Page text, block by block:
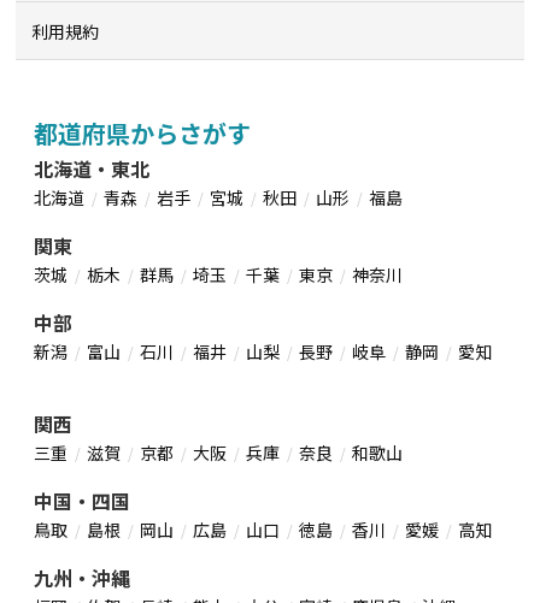
利用規約
都道府県からさがす
北海道・東北
北海道 青森 岩手 宮城 秋田 山形 福島
関東
茨城 栃木 群馬 埼玉 千葉 東京 神奈川
中部
新潟 富山 石川 福井 山梨 長野 岐阜 静岡 愛知
関西
三重 滋賀 京都 大阪 兵庫 奈良 和歌山
中国・四国
鳥取 島根 岡山 広島 山口 徳島 香川 愛媛 高知
九州・沖縄